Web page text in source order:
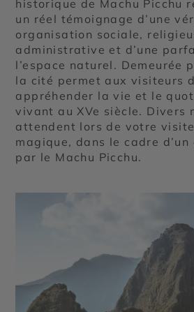
historique de Machu Picchu
un réel témoignage d’une
organisation sociale,
administrative et d’une
l’espace naturel. Demeurée
la cité permet aux visiteurs
appréhender la vie et le
vivant au XVe siècle. Divers
attendent lors de votre
magique, dans le cadre
par le Machu Picchu.